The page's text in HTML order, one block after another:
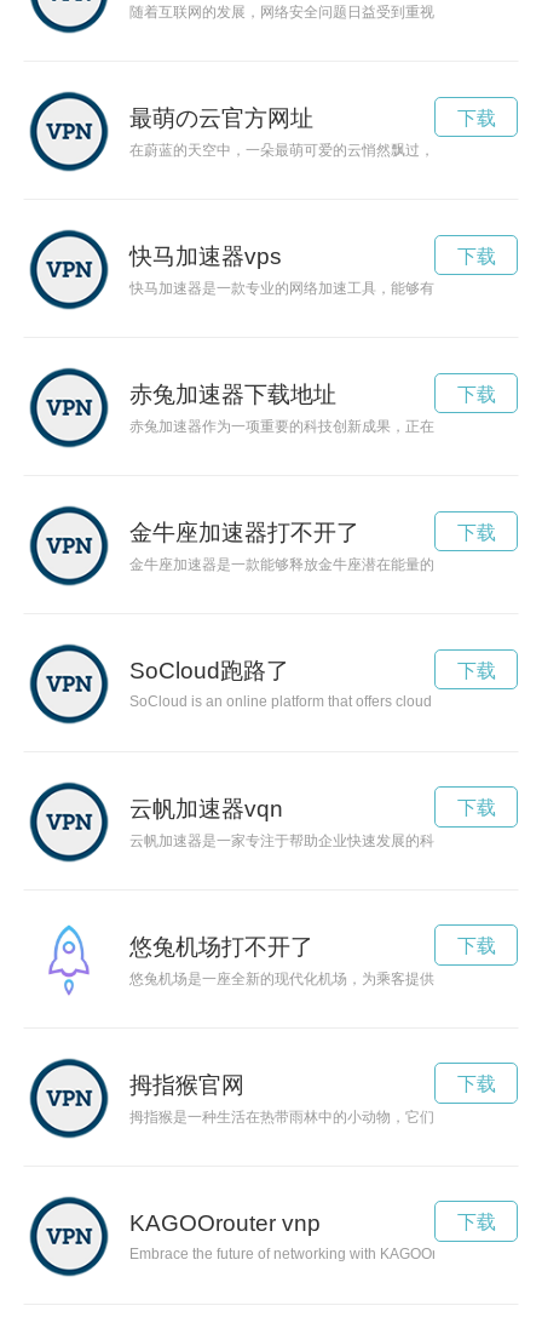
随着互联网的发展，网络安全问题日益受到重视。科学上网工
最萌の云官方网址
在蔚蓝的天空中，一朵最萌可爱的云悄然飘过，给人带来无限的
下载
快马加速器vps
快马加速器是一款专业的网络加速工具，能够有效提升网络速
下载
赤兔加速器下载地址
赤兔加速器作为一项重要的科技创新成果，正在引领着高速发
下载
金牛座加速器打不开了
金牛座加速器是一款能够释放金牛座潜在能量的神秘装置，让
下载
SoCloud跑路了
SoCloud is an online platform that offers cloud storage,
下载
云帆加速器vqn
云帆加速器是一家专注于帮助企业快速发展的科技公司，通过
下载
悠兔机场打不开了
悠兔机场是一座全新的现代化机场，为乘客提供舒适、便捷的
下载
拇指猴官网
拇指猴是一种生活在热带雨林中的小动物，它们灵活活泼，喜欢
下载
KAGOOrouter vnp
Embrace the future of networking with KAGOOrouter, a
下载